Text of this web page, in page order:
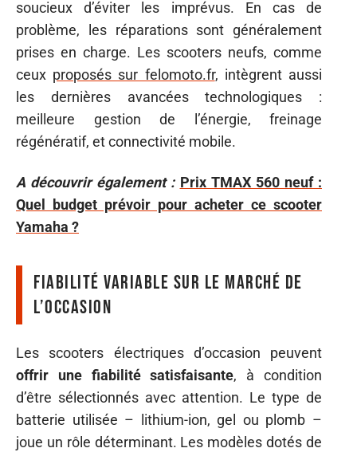
soucieux d’éviter les imprévus. En cas de
problème, les réparations sont généralement
prises en charge. Les scooters neufs, comme
ceux proposés sur felomoto.fr, intègrent aussi
les dernières avancées technologiques :
meilleure gestion de l’énergie, freinage
régénératif, et connectivité mobile.
A découvrir également : Prix TMAX 560 neuf :
Quel budget prévoir pour acheter ce scooter
Yamaha ?
Fiabilité variable sur le marché de
l’occasion
Les scooters électriques d’occasion peuvent
offrir une fiabilité satisfaisante, à condition
d’être sélectionnés avec attention. Le type de
batterie utilisée – lithium-ion, gel ou plomb –
joue un rôle déterminant. Les modèles dotés de